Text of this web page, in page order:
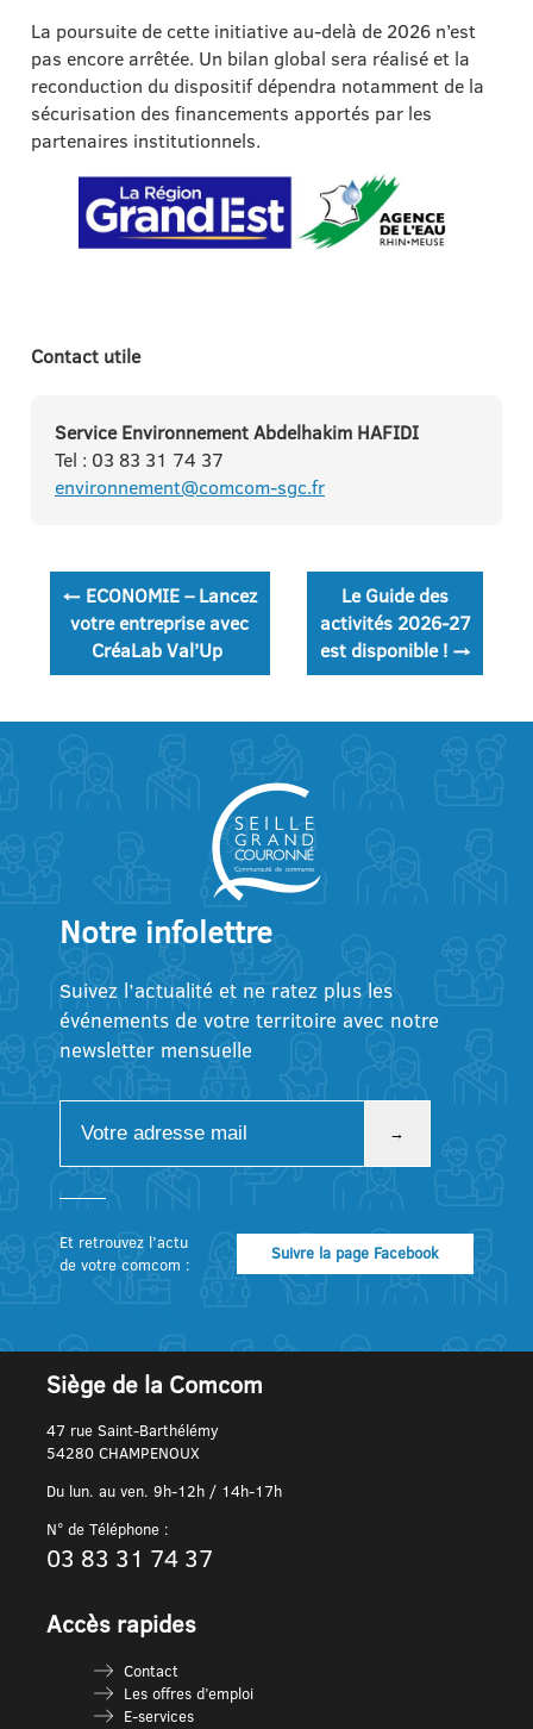
La poursuite de cette initiative au-delà de 2026 n’est
pas encore arrêtée. Un bilan global sera réalisé et la
reconduction du dispositif dépendra notamment de la
sécurisation des financements apportés par les
partenaires institutionnels.
Contact utile
Service Environnement Abdelhakim HAFIDI
Tel : 03 83 31 74 37
environnement@comcom-sgc.fr
Navigation
l’article
← ECONOMIE – Lancez
votre entreprise avec
CréaLab Val’Up
Le Guide des
activités 2026-27
est disponible ! →
Notre infolettre
Suivez l’actualité et ne ratez plus les
événements de votre territoire avec notre
newsletter mensuelle
Et retrouvez l’actu
de votre comcom :
Suivre la page Facebook
Siège de la Comcom
47 rue Saint-Barthélémy
54280 CHAMPENOUX
Du lun. au ven. 9h-12h / 14h-17h
N° de Téléphone :
03 83 31 74 37
Accès rapides
Contact
Les offres d’emploi
E-services